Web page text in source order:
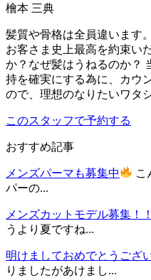
檜本 三典
髪質や骨格は全員違います
お客さま史上最高を約束い
か？なぜ髪はうねるのか？
持を確実にする為に、カウ
ので、理想のなりたいワタ
このスタッフで予約する
おすすめ記事
メンズパーマも募集中
こ
パーの...
メンズカットモデル募集！！
うより夏ですね...
明けましておめでとうござ
りましたがあけまし...